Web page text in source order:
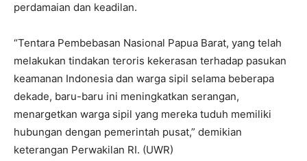
perdamaian dan keadilan.
“Tentara Pembebasan Nasional Papua Barat, yang telah
melakukan tindakan teroris kekerasan terhadap pasukan
keamanan Indonesia dan warga sipil selama beberapa
dekade, baru-baru ini meningkatkan serangan,
menargetkan warga sipil yang mereka tuduh memiliki
hubungan dengan pemerintah pusat,” demikian
keterangan Perwakilan RI. (UWR)